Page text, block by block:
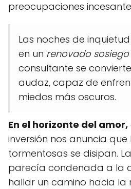
preocupaciones
Las noches de
en un renovado
consultante se
audaz, capaz de
miedos más oscuros.
En el horizonte del amor,
inversión nos anuncia que
tormentosas se disipan.
parecía condenada a la
hallar un camino hacia la